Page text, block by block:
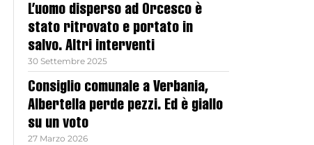
L’uomo disperso ad Orcesco è
stato ritrovato e portato in
salvo. Altri interventi
30 Settembre 2025
Consiglio comunale a Verbania,
Albertella perde pezzi. Ed è giallo
su un voto
27 Marzo 2026